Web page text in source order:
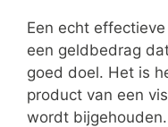
Een echt
een geldbedrag
goed doel. Het is
product van een
wordt